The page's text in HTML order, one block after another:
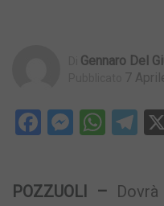
Gennaro Del
7
Facebook
POZZUOLI –